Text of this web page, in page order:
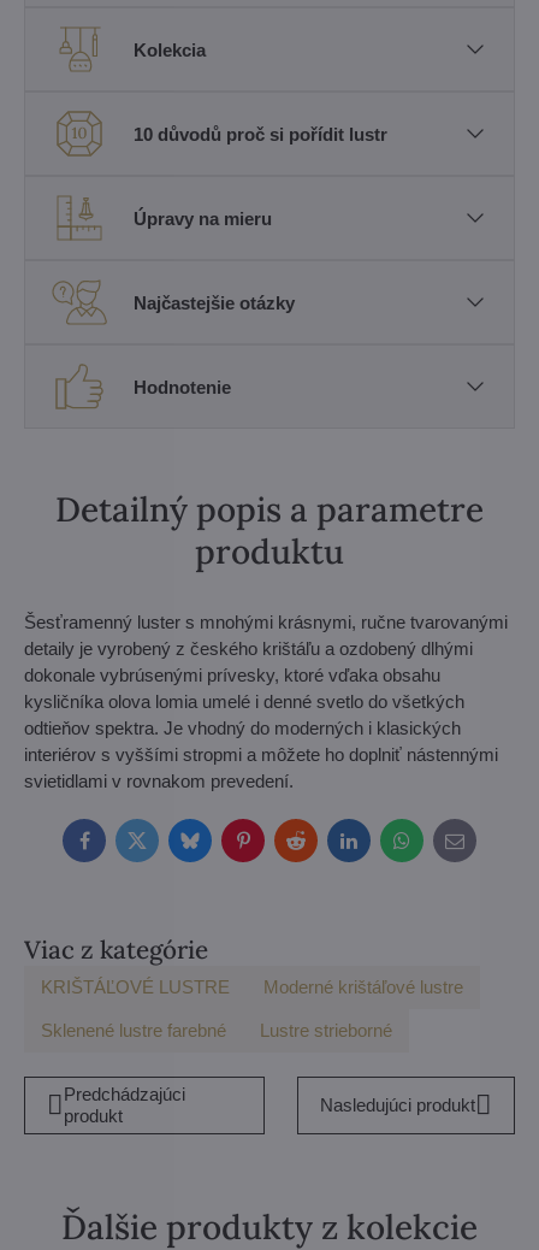
Kolekcia
10 důvodů proč si pořídit lustr
Úpravy na mieru
Najčastejšie otázky
Hodnotenie
Detailný popis a parametre
produktu
Šesťramenný luster s mnohými krásnymi, ručne tvarovanými
detaily je vyrobený z českého krištáľu a ozdobený dlhými
dokonale vybrúsenými prívesky, ktoré vďaka obsahu
kysličníka olova lomia umelé i denné svetlo do všetkých
odtieňov spektra. Je vhodný do moderných i klasických
interiérov s vyššími stropmi a môžete ho doplniť nástennými
svietidlami v rovnakom prevedení.
FacebookTwitterBlueskyPinterestRedditLinkedInWhatsApp
E-
mail
Viac z kategórie
KRIŠTÁĽOVÉ LUSTRE Moderné krištáľové lustre
Sklenené lustre farebné Lustre strieborné
Predchádzajúci
produkt
Nasledujúci produkt
Ďalšie produkty z kolekcie